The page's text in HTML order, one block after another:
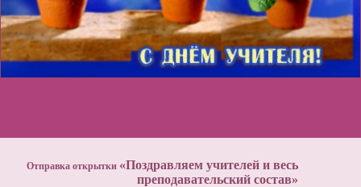
Отправка открытки «Поздравляем учителей и весь
преподавательский состав»